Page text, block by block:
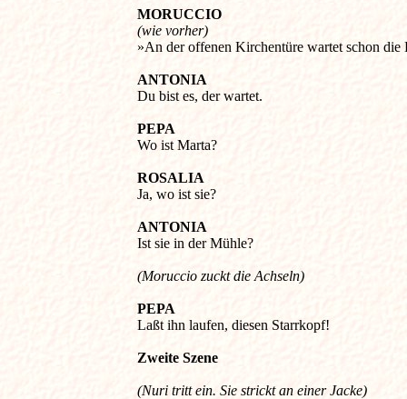
MORUCCIO
(wie vorher)
»An der offenen Kirchentüre wartet schon
ANTONIA
Du bist es, der wartet.
PEPA
Wo ist Marta?
ROSALIA
Ja, wo ist sie?
ANTONIA
Ist sie in der Mühle?
(Moruccio zuckt die Achseln)
PEPA
(Nuri tritt ein. Sie strickt an einer Jacke)